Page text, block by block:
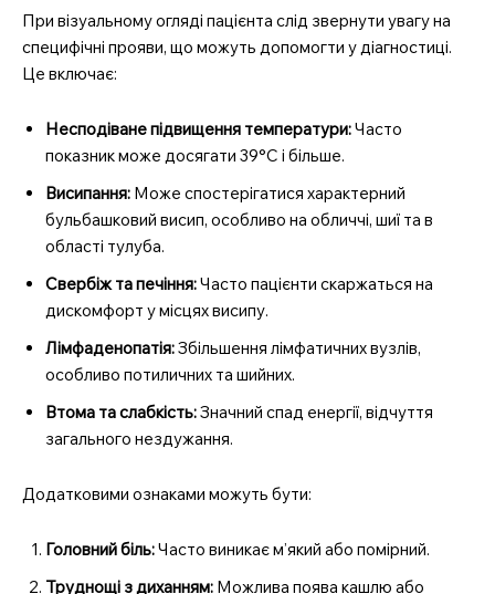
При візуальному огляді пацієнта слід звернути увагу на
специфічні прояви, що можуть допомогти у діагностиці.
Це включає:
Несподіване підвищення температури:Часто
показник може досягати 39°C і більше.
Висипання: Може спостерігатися характерний
бульбашковий висип, особливо на обличчі, шиї та в
області тулуба.
Свербіж та печіння:Часто пацієнти скаржаться на
дискомфорт у місцях висипу.
Лімфаденопатія:Збільшення лімфатичних вузлів,
особливо потиличних та шийних.
Втома та слабкість:Значний спад енергії, відчуття
загального нездужання.
Додатковими ознаками можуть бути:
Головний біль:Часто виникає м’який або помірний.
Труднощі з диханням: Можлива поява кашлю або